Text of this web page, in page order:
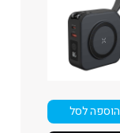
הוספה לסל